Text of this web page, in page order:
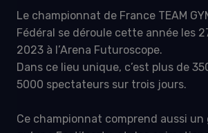
Le championnat de France TEAM
Fédéral se déroule cette année les
2023 à l’Arena Futuroscope.
Dans ce lieu unique, c’est plus de
5000 spectateurs sur trois jours.
Ce championnat comprend aussi un